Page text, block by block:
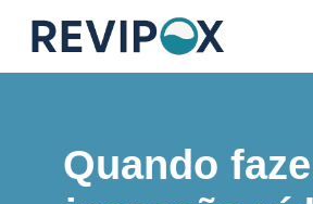
Quando